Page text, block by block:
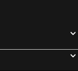
França Hotéis